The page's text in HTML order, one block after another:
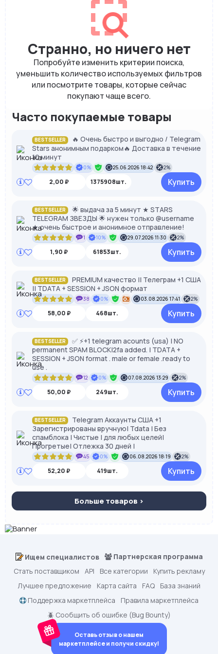
Странно, но ничего нет
Попробуйте изменить критерии поиска,
уменьшить количество используемых фильтров
или посмотрите товары, которые сейчас
покупают чаще всего.
Часто покупаемые товары
BESTSELLER
🔥 Очень быстро и выгодно / Telegram
Stars анонимным подарком🔥 Доставка в течение
10 минут
0% 25.06.2026 18:42 2%
2,00 ₽ 1375908шт. Купить
BESTSELLER
🌟 выдача за 5 минут ★ STARS
TELEGRAM ЗВЕЗДЫ 🌟 нужен только @username
★ очень быстрое и анонимное отправление!
1 10% 29.07.2026 11:30 2%
1,90 ₽ 61853шт. Купить
BESTSELLER
PREMIUM качество || Телеграм +1 США
|| TDATA + SESSION + JSON формат
38 0% 03.08.2026 17:41 2%
58,00 ₽ 468шт. Купить
BESTSELLER
✅ ⚡️+1 telegram acounts (usa) | NO
permanent SPAM BLOCK|2fa added. | TDATA +
SESSION + JSON format . male or female .ready to
use .
12 0% 07.08.2026 13:29 2%
50,00 ₽ 249шт. Купить
BESTSELLER
Telegram Аккаунты США +1
Зарегистрированы вручную| Tdata | Без
спамблока | Чистые | для любых целей|
Прогретые| Отлежка 30 дней |
45 0% 06.08.2026 18:19 2%
52,20 ₽ 419шт. Купить
Больше товаров >
Ищем специалистов
Партнерская программа
Стать поставщиком
API Все категории
Купить рекламу
Лучшее предложение
Карта сайта FAQ
База знаний
Поддержка маркетплейса
Правила маркетплейса
🪲 Сообщить об ошибке (Bug Bounty)
Оставь отзыв о нашем
маркетплейсе и получи скидку!